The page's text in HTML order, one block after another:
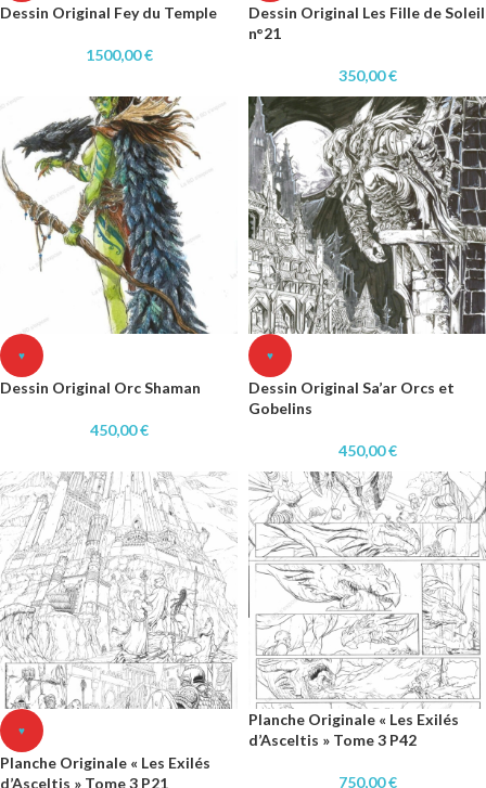
Dessin Original Fey du Temple
1500,00€
Dessin Original Les Fille de Soleil
n°21
350,00€
♥
Dessin Original Orc Shaman
450,00€
♥
Dessin Original Sa’ar Orcs et
Gobelins
450,00€
♥
Planche Originale « Les Exilés
d’Asceltis » Tome 3 P21
Planche Originale « Les Exilés
d’Asceltis » Tome 3 P42
750,00€